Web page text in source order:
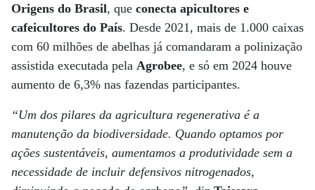
Origens do Brasil, que conecta apicultores e
cafeicultores do País. Desde 2021, mais de 1.000 caixas
com 60 milhões de abelhas já comandaram a polinização
assistida executada pela Agrobee, e só em 2024 houve
aumento de 6,3% nas fazendas participantes.
“Um dos pilares da agricultura regenerativa é a
manutenção da biodiversidade. Quando optamos por
ações sustentáveis, aumentamos a produtividade sem a
necessidade de incluir defensivos nitrogenados,